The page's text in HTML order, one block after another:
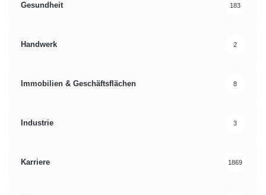
Gesundheit 183
Handwerk 2
Immobilien & Geschäftsflächen 8
Industrie 3
Karriere 1869